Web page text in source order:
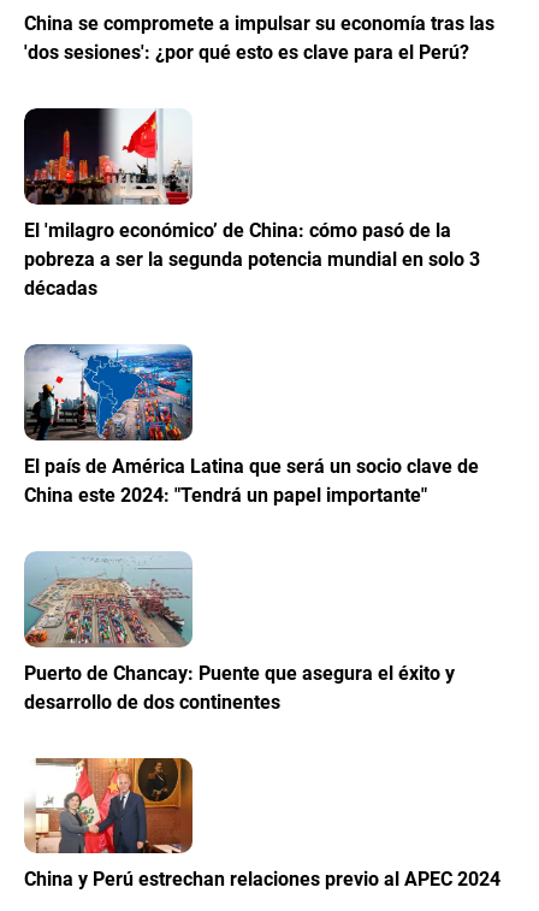
China se compromete a impulsar su economía tras las
'dos sesiones': ¿por qué esto es clave para el Perú?
El 'milagro económico’ de China: cómo pasó de la
pobreza a ser la segunda potencia mundial en solo 3
décadas
El país de América Latina que será un socio clave de
China este 2024: "Tendrá un papel importante"
Puerto de Chancay: Puente que asegura el éxito y
desarrollo de dos continentes
China y Perú estrechan relaciones previo al APEC 2024